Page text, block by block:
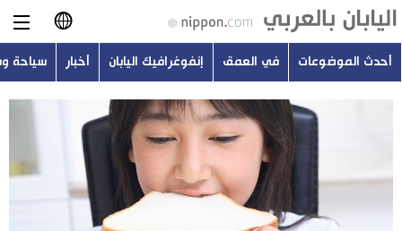
日本語
English
简体字
繁體字
في العمق
أحدث الموضوعات في العمق إنفوغرافيك اليابان أخبار سياحة